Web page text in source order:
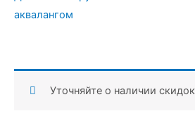
аквалангом
Уточняйте о наличии